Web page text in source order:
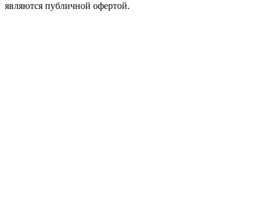
являются публичной офертой.